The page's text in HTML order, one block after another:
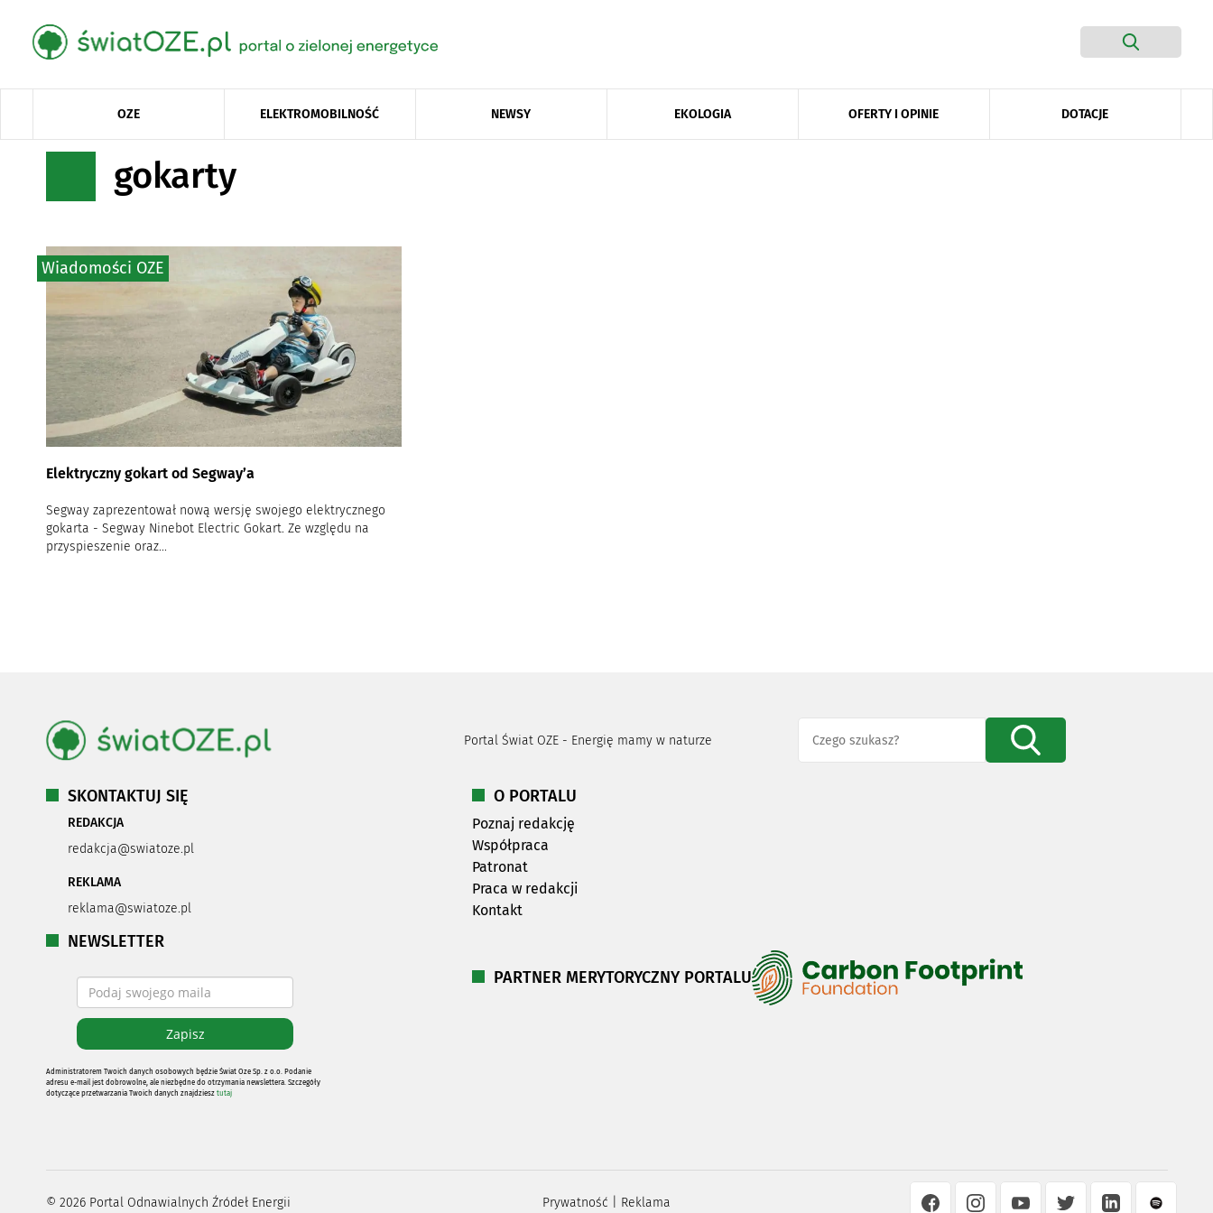
OZE ELEKTROMOBILNOŚĆ NEWSY EKOLOGIA OFERTY I OPINIE DOTACJE
gokarty
Elektryczny gokart od Segway’a
Segway zaprezentował nową wersję swojego elektrycznego
gokarta - Segway Ninebot Electric Gokart. Ze względu na
przyspieszenie oraz...
Wiadomości OZE
Portal Świat OZE - Energię mamy w naturze
SKONTAKTUJ SIĘ
REDAKCJA
redakcja@swiatoze.pl
REKLAMA
reklama@swiatoze.pl
NEWSLETTER
Administratorem Twoich danych osobowych będzie Świat Oze Sp. z o.o. Podanie
adresu e-mail jest dobrowolne, ale niezbędne do otrzymania newslettera. Szczegóły
dotyczące przetwarzania Twoich danych znajdziesz tutaj
O PORTALU
Poznaj redakcję
Współpraca
Patronat
Praca w redakcji
Kontakt
PARTNER MERYTORYCZNY PORTALU
© 2026Portal Odnawialnych Źródeł Energii Prywatność Reklama